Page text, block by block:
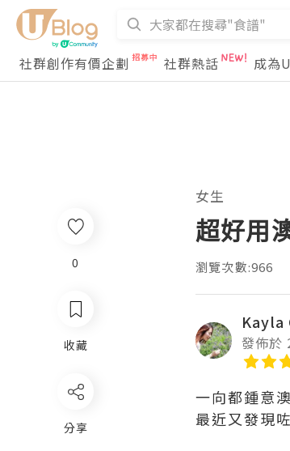
社群創作有價企劃
社群熱話 成為
0
收藏
分享
女生
超好用
瀏覽次數:966
Kayla
發佈於
一向都鍾意
最近又發現